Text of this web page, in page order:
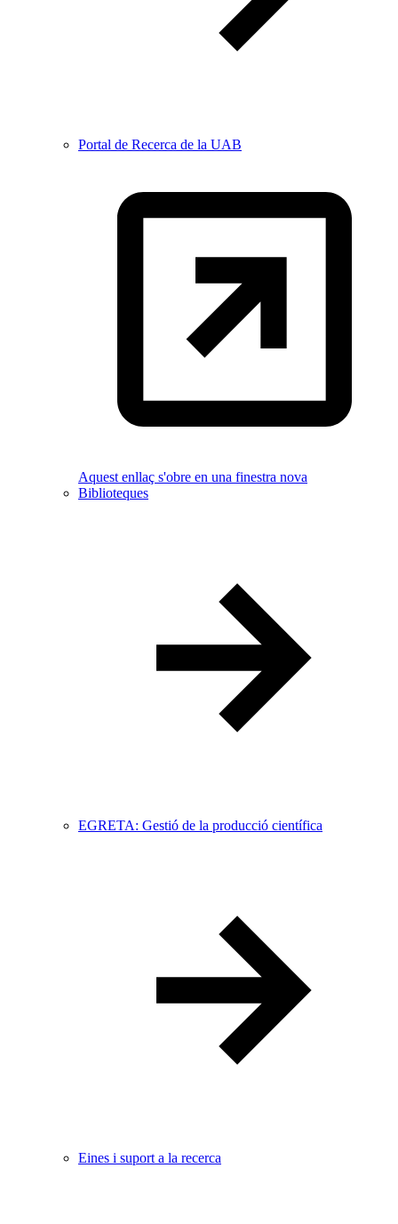
Portal de Recerca de la UAB
Aquest enllaç s'obre en una finestra nova
Biblioteques
EGRETA: Gestió de la producció científica
Eines i suport a la recerca